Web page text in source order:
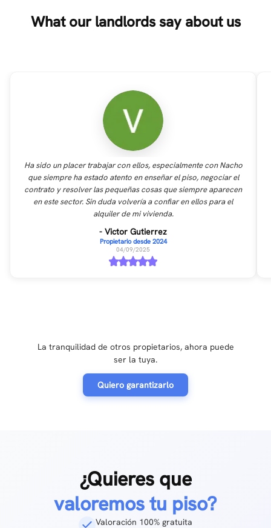
What our landlords say about us
Ha sido un placer trabajar con ellos, especialmente con Nacho
que siempre ha estado atento en enseñar el piso, negociar el
contrato y resolver las pequeñas cosas que siempre aparecen
en este sector. Sin duda volvería a confiar en ellos para el
alquiler de mi vivienda.
- Victor Gutierrez
Propietario desde 2024
04/09/2025
La tranquilidad de otros propietarios, ahora puede
ser la tuya.
Quiero garantizarlo
¿Quieres que
valoremos tu piso?
Valoración 100% gratuita